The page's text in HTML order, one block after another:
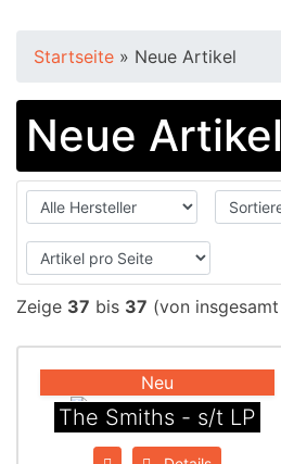
Startseite » Neue Artikel
Neue Artikel
Zeige 37 bis 37 (von insgesamt
Neu
The Smiths - s/t LP